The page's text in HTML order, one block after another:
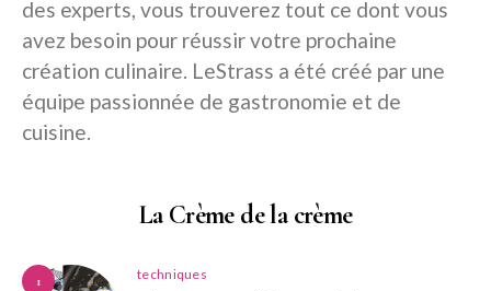
des experts, vous trouverez tout ce dont vous
avez besoin pour réussir votre prochaine
création culinaire. LeStrass a été créé par une
équipe passionnée de gastronomie et de
cuisine.
La Crème de la crème
1 techniques